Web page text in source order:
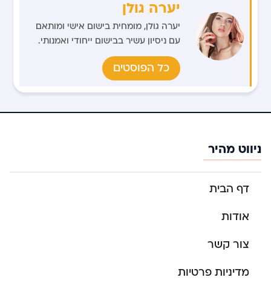
יערה גולן
יערה גולן, מומחית בישום אישי ומותאם
עם ניסיון עשיר בבישום ייחודי ואמנותי.
כל הפוסטים
ניווט מהיר
דף הבית
אודות
צור קשר
מדיניות פרטיות